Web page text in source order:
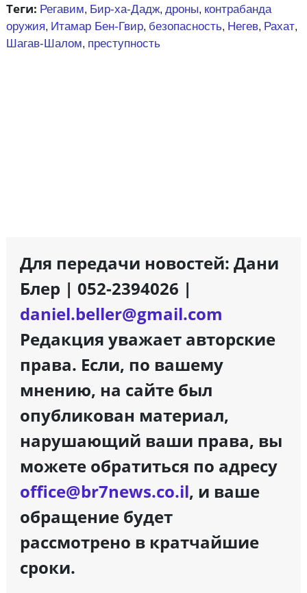
Теги: Регавим, Бир-ха-Дадж, дроны, контрабанда
оружия, Итамар Бен-Гвир, безопасность, Негев, Рахат,
Шагав-Шалом, преступность
Для передачи новостей: Дани
Блер | 052-2394026 |
daniel.beller@gmail.com
Редакция уважает авторские
права. Если, по вашему
мнению, на сайте был
опубликован материал,
нарушающий ваши права, вы
можете обратиться по адресу
office@br7news.co.il, и ваше
обращение будет
рассмотрено в кратчайшие
сроки.